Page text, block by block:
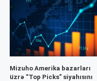
Mizuho Amerika bazarları
üzrə “Top Picks” siyahısını